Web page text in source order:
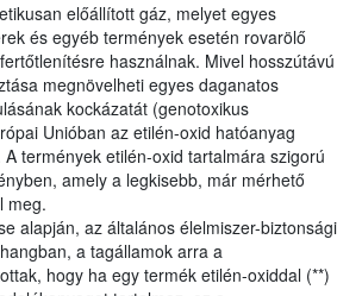
előállított gáz, melyet egyes
és egyéb termények esetén rovarölő
használnak. Mivel hosszútávú
megnövelheti egyes daganatos
kockázatát (genotoxikus
Unióban az etilén-oxid hatóanyag
termények etilén-oxid tartalmára szigorú
amely a legkisebb, már mérhető
meg.
alapján, az általános élelmiszer-biztonsági
a tagállamok arra a
hogy ha egy termék etilén-oxiddal (**)